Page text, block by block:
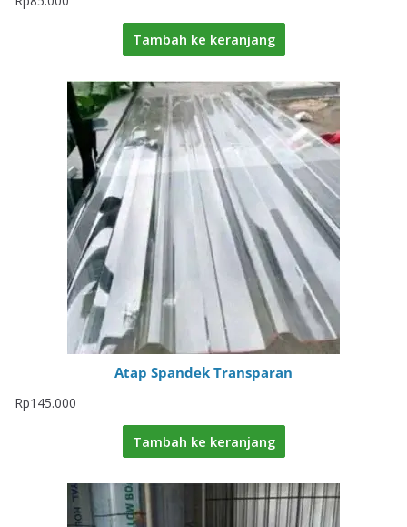
Tambah ke keranjang
Atap Spandek Transparan
Rp145.000
Tambah ke keranjang